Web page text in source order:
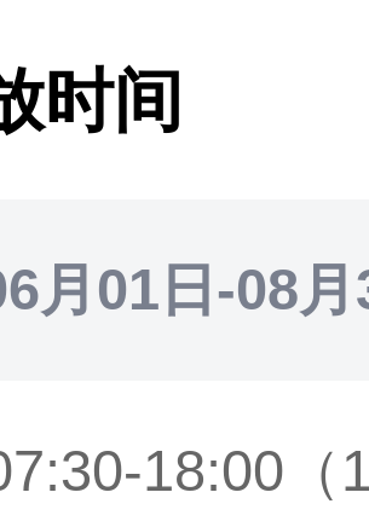
时间
月01日-08月
18:00（